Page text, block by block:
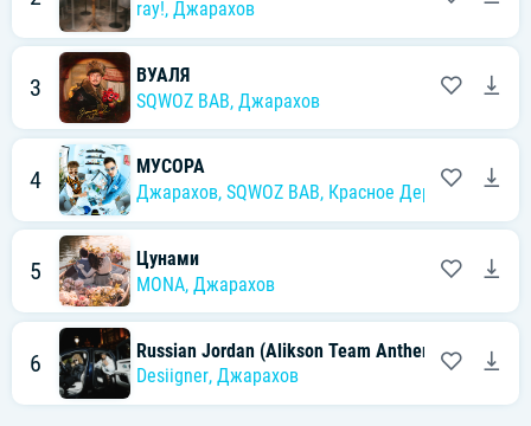
ray!, Джарахов
3
ВУАЛЯ
SQWOZ BAB, Джарахов
4
МУСОРА
Джарахов, SQWOZ BAB, Красное Дерево
5
Цунами
MONA, Джарахов
6
Russian Jordan (Alikson Team Anthem)
Desiigner, Джарахов